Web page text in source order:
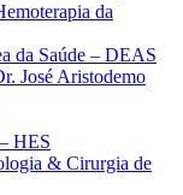
da
da Saúde – DEAS
José Aristodemo
HES
& Cirurgia de